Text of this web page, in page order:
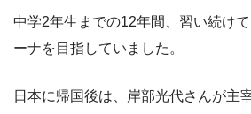
中学2年生までの12年間、習い続け
ーナを目指していました。
日本に帰国後は、岸部光代さんが主